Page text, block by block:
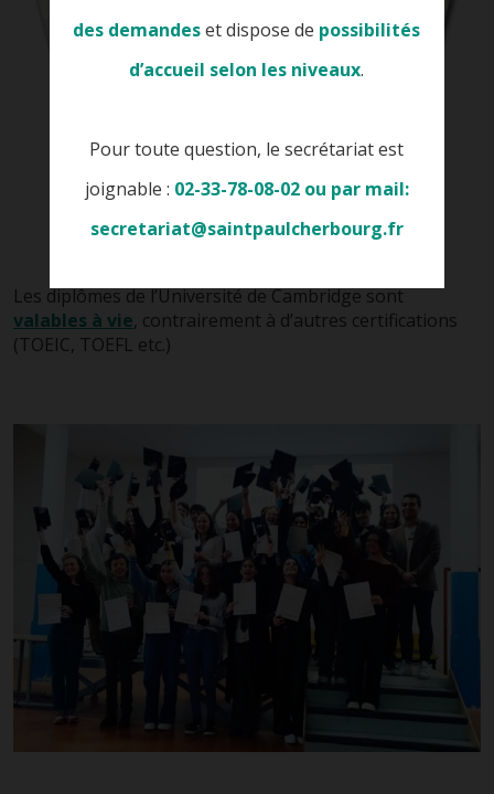
Les diplômes de l’Université de Cambridge sont
valables à vie, contrairement à d’autres certifications
(TOEIC, TOEFL etc.)
des demandeset dispose de possibilités
d’accueil selon les niveaux.
Pour toute question, le secrétariat est
joignable : 02-33-78-08-02 ou par mail:
secretariat@saintpaulcherbourg.fr